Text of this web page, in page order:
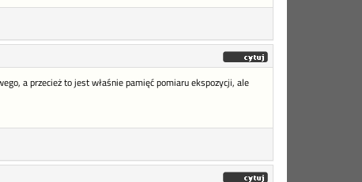
a przecież to jest właśnie pamięć pomiaru ekspozycji, ale